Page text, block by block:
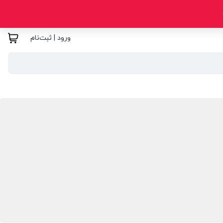
ورود | ثبت‌نام